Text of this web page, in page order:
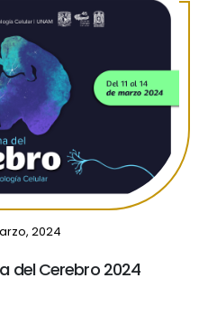
2024
del Cerebro 2024